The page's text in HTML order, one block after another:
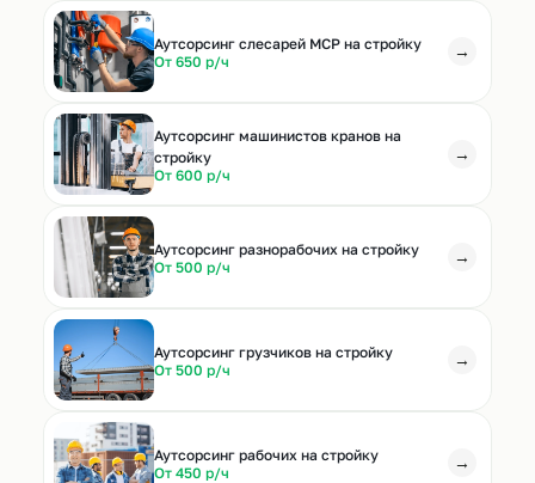
Аутсорсинг слесарей МСР на стройку
От 650 р/ч
→
Аутсорсинг машинистов кранов на
стройку
От 600 р/ч
→
Аутсорсинг разнорабочих на стройку
От 500 р/ч
→
Аутсорсинг грузчиков на стройку
От 500 р/ч
→
Аутсорсинг рабочих на стройку
От 450 р/ч
→